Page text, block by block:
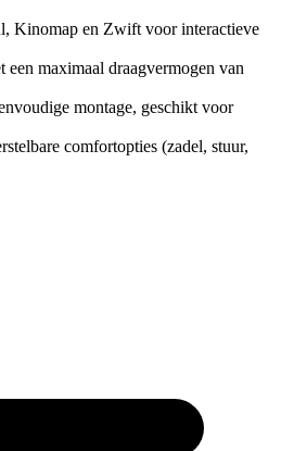
Kinomap en Zwift voor interactieve
een maximaal draagvermogen van
montage, geschikt voor
comfortopties (zadel, stuur,